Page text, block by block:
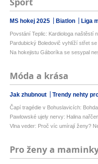
MS hokej 2025 Biatlon Liga
Povstání Teplic: Kardiologa naštěstí
Pardubický Boledovič vyhlíží střet
Na hokejistu Gáboríka se sesypal
Móda a krása
Jak zhubnout Trendy nehty
Čapí tragédie v Bohuslavicích:
Pawlowské ujely nervy: Halina
Vlna veder: Proč víc umírají ženy?
Pro ženy a